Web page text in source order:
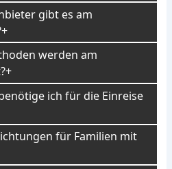
gibt es am
werden am
ich für die Einreise
für Familien mit